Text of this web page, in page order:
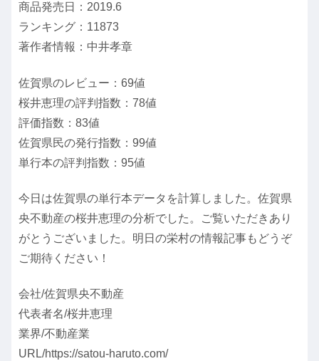
商品発売日：2019.6
ランキング：11873
著作者情報：中井孝章
佐賀県のレビュー：69値
桜井恵理の評判指数：78値
評価指数：83値
佐賀県民の発行指数：99値
単行本の評判指数：95値
今日は佐賀県の単行本データを計算しました。佐賀県
央不動産の桜井恵理の分析でした。ご覧いただきあり
がとうございました。明日の栄村の情報記事もどうぞ
ご期待ください！
会社/佐賀県央不動産
代表者名/桜井恵理
業界/不動産業
URL/https://satou-haruto.com/